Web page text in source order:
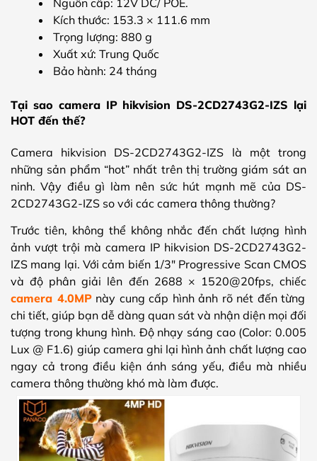
Kích thước: 153.3 × 111.6 mm
Trọng lượng: 880 g
Xuất xứ: Trung Quốc
Bảo hành: 24 tháng
Tại sao camera IP hikvision DS-2CD2743G2-IZS lại
HOT đến thế?
Camera hikvision DS-2CD2743G2-IZS là một trong
những sản phẩm “hot” nhất trên thị trường giám sát an
ninh. Vậy điều gì làm nên sức hút mạnh mẽ của DS-
2CD2743G2-IZS so với các camera thông thường?
Trước tiên, không thể không nhắc đến chất lượng hình
ảnh vượt trội mà camera IP hikvision DS-2CD2743G2-
IZS mang lại. Với cảm biến 1/3″ Progressive Scan CMOS
và độ phân giải lên đến 2688 × 1520@20fps, chiếc
camera 4.0MPnày cung cấp hình ảnh rõ nét đến từng
chi tiết, giúp bạn dễ dàng quan sát và nhận diện mọi đối
tượng trong khung hình. Độ nhạy sáng cao (Color: 0.005
Lux @ F1.6) giúp camera ghi lại hình ảnh chất lượng cao
ngay cả trong điều kiện ánh sáng yếu, điều mà nhiều
camera thông thường khó mà làm được.